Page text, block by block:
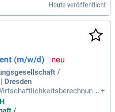
Steuererklärungen für Unt
und Privatpersonen. Zusätzli
betriebswirtschaftliche Frag
mit Behörden. Ein abgeschl
eine Qualifikation als Steu
oder Bilanzbuchhalter ist
in Bilanzierungsfra
runden Ihr Profil ab.
Heute veröffentlicht
(m/w/d)
/
Dresden
unserer Mandanten in
als Prüfungs- &
+